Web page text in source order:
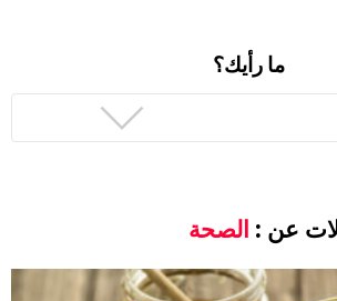
ما رأيك؟
عن : الصحة